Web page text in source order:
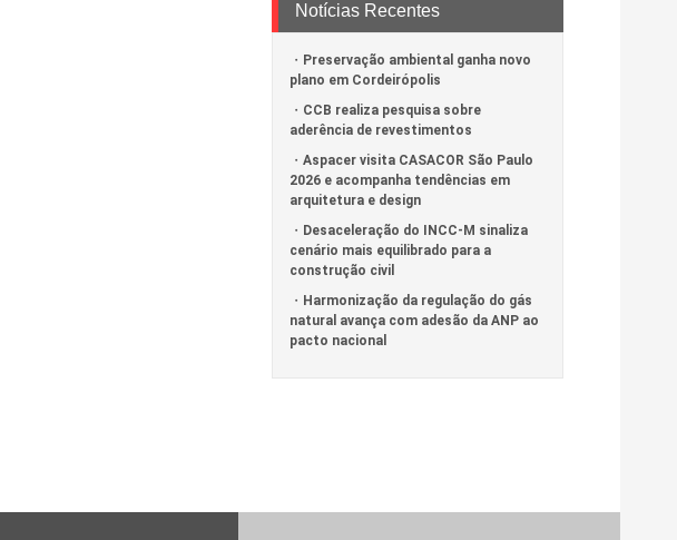
Notícias Recentes
Preservação ambiental ganha novo
plano em Cordeirópolis
CCB realiza pesquisa sobre
aderência de revestimentos
Aspacer visita CASACOR São Paulo
2026 e acompanha tendências em
arquitetura e design
Desaceleração do INCC-M sinaliza
cenário mais equilibrado para a
construção civil
Harmonização da regulação do gás
natural avança com adesão da ANP ao
pacto nacional